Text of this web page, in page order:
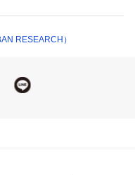
ートに合わせると、洗練
コンパクトなフォルム
RESEARCH）